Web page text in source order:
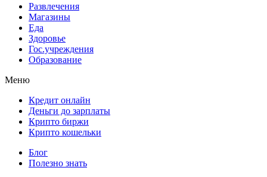
Развлечения
Магазины
Еда
Здоровье
Гос.учреждения
Образование
Меню
Кредит онлайн
Деньги до зарплаты
Крипто биржи
Крипто кошельки
Блог
Полезно знать